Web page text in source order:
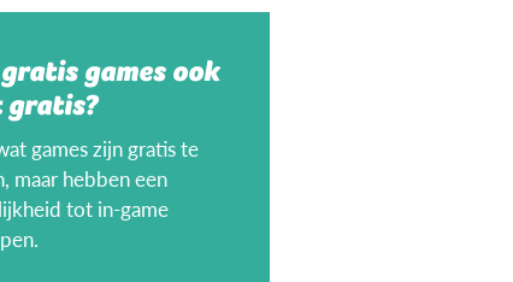
games ook
gratis?
games zijn gratis te
maar hebben een
tot in-game